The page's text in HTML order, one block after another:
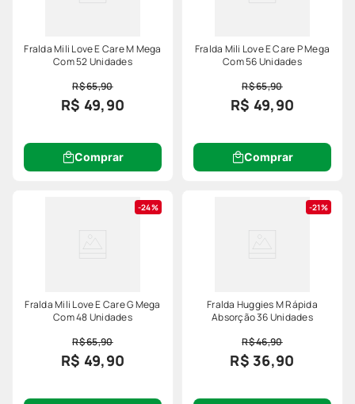
Fralda Mili Love E Care M Mega
Com 52 Unidades
R$ 65,90
R$ 49,90
Comprar
Fralda Mili Love E Care P Mega
Com 56 Unidades
R$ 65,90
R$ 49,90
Comprar
24%
Fralda Mili Love E Care G Mega
Com 48 Unidades
R$ 65,90
R$ 49,90
21%
Fralda Huggies M Rápida
Absorção 36 Unidades
R$ 46,90
R$ 36,90